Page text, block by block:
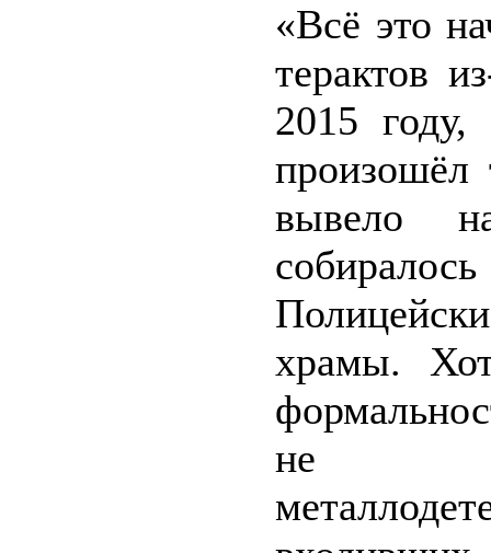
«Всё это
терактов
2015
произошёл
вывело
храмы.
не